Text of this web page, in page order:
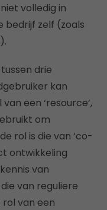
volledig in
bedrijf zelf (zoals
drie
kan
een ‘resource’,
om
rol is die van ‘co-
ontwikkeling
van
van reguliere
van een